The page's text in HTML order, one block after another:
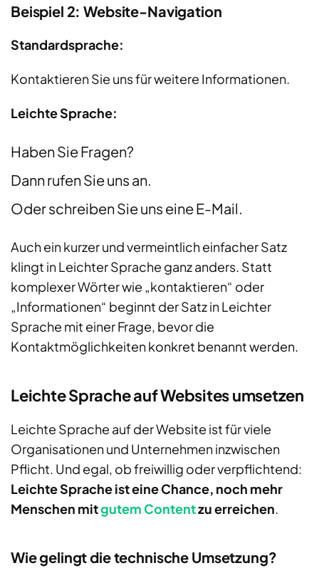
Beispiel 2: Website-Navigation
Standardsprache:
Kontaktieren Sie uns für weitere Informationen.
Leichte Sprache:
Haben Sie Fragen?
Dann rufen Sie uns an.
Oder schreiben Sie uns eine E-Mail.
Auch ein kurzer und vermeintlich einfacher Satz
klingt in Leichter Sprache ganz anders. Statt
komplexer Wörter wie „kontaktieren“ oder
„Informationen“ beginnt der Satz in Leichter
Sprache mit einer Frage, bevor die
Kontaktmöglichkeiten konkret benannt werden.
Leichte Sprache auf Websites umsetzen
Leichte Sprache auf der Website ist für viele
Organisationen und Unternehmen inzwischen
Pflicht. Und egal, ob freiwillig oder verpflichtend:
Leichte Sprache ist eine Chance, noch mehr
Menschen mitgutem Contentzu erreichen.
Wie gelingt die technische Umsetzung?